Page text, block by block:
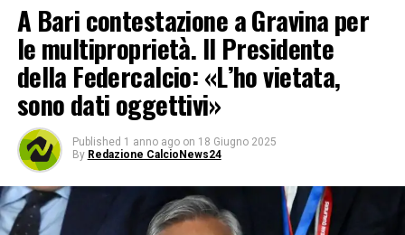
A Bari contestazione a Gravina per
le multiproprietà. Il Presidente
della Federcalcio: «L’ho vietata,
sono dati oggettivi»
Published 1 anno ago on 18 Giugno 2025
By Redazione CalcioNews24